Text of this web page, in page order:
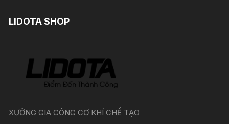
LIDOTA SHOP
XƯỞNG GIA CÔNG CƠ KHÍ CHẾ TẠO